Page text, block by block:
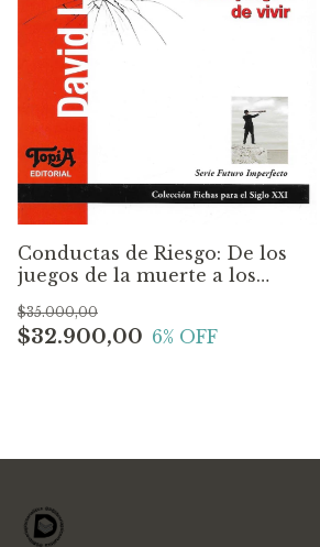
Conductas de Riesgo: De los
juegos de la muerte a los
Breton
$32.900,00
$35.000,00
6% OFF